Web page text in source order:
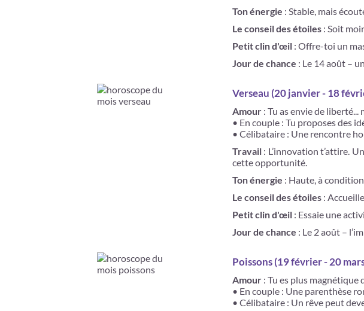
Ton énergie : Stable, mais
Le conseil des étoiles: Soit
Petit clin d'œil: Offre-toi un
Jour de chance : Le 14 août –
Verseau (20 janvier - 18
Amour: Tu as envie de
• En couple : Tu proposes des
• Célibataire : Une rencontre
Travail: L’innovation t’attire.
cette opportunité.
Ton énergie : Haute, à
Le conseil des étoiles:
Petit clin d'œil: Essaie une
Jour de chance : Le 2 août –
Poissons (19 février - 20
Amour: Tu es plus magnétique
• En couple : Une parenthèse
• Célibataire : Un rêve peut